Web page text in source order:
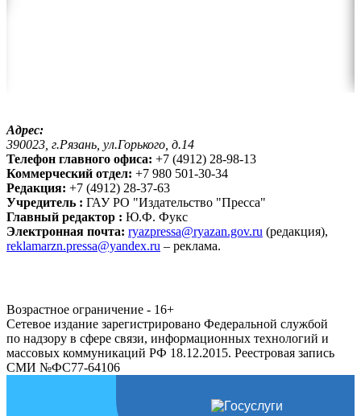
Адрес:
390023, г.Рязань, ул.Горького, д.14
Телефон главного офиса: +7 (4912) 28-98-13
Коммерческий отдел: +7 980 501-30-34
Редакция: +7 (4912) 28-37-63
Учредитель : ГАУ РО "Издательство "Пресса"
Главный редактор : Ю.Ф. Фукс
Электронная почта: ryazpressa@ryazan.gov.ru (редакция),
reklamarzn.pressa@yandex.ru – реклама.
Возрастное ограничение - 16+
Сетевое издание зарегистрировано Федеральной службой
по надзору в сфере связи, информационных технологий и
массовых коммуникаций РФ 18.12.2015. Реестровая запись
СМИ №ФС77-64106